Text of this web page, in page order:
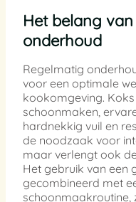
Het belang
onderhoud
Regelmatig
voor een optimale
kookomgeving.
schoonmaken,
hardnekkig vuil en
de noodzaak voor
maar verlengt ook
Het gebruik van een
gecombineerd met
schoonmaakroutine,